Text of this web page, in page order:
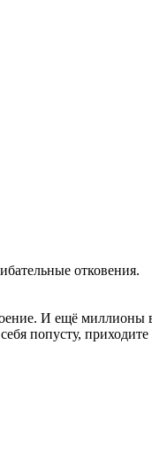
отковения.
И ещё
попусту,